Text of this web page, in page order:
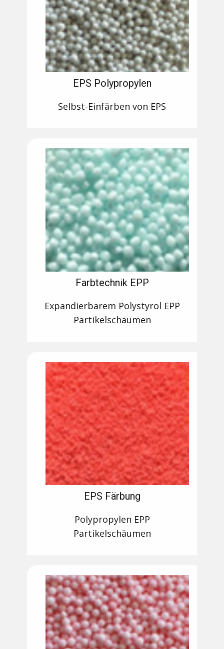
EPS Polypropylen
Selbst-Einfärben von EPS
Farbtechnik EPP
Expandierbarem Polystyrol EPP
Partikelschäumen
EPS Färbung
Polypropylen EPP
Partikelschäumen